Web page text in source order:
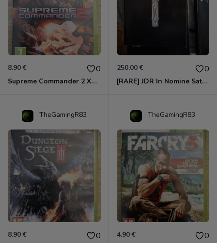
8.90 € 0
Supreme Commander 2 Xbox 360
250.00 € 0
[RARE] JDR In Nomine Satanis / Magna Veritas – 1ère Édition BOÎTE (DOS BLANC, 1989) - CROC / Siroz
TheGamingR83
8.90 € 0
TheGamingR83
4.90 € 0